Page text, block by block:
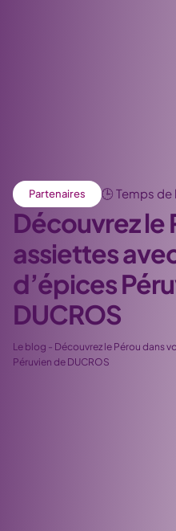
Partenaires 🕒 Temps
Découvrez le
assiettes
d’épices
DUCROS
Le blog - Découvrez le Pérou dans
Péruvien de DUCROS